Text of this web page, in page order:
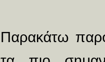
Παρακάτω